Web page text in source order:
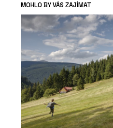
MOHLO BY VÁS ZAJÍMAT